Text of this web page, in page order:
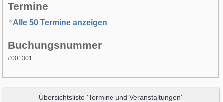
Termine
Alle 50 Termine anzeigen
Buchungsnummer
#001301
Übersichtsliste 'Termine und Veranstaltungen'